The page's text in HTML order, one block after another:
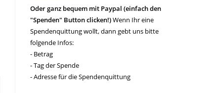
Oder ganz bequem mit Paypal (einfach den
"Spenden" Button clicken!)Wenn Ihr eine
Spendenquittung wollt, dann gebt uns bitte
folgende Infos:
- Betrag
- Tag der Spende
- Adresse für die Spendenquittung